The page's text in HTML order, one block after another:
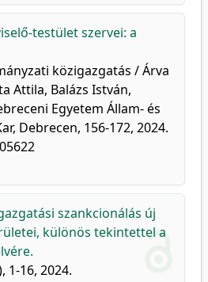
testület szervei: a
közigazgatás / Árva
Attila, Balázs István,
Egyetem Állam- és
Debrecen, 156-172, 2024.
szankcionálás új
különös tekintettel a
1-16, 2024.